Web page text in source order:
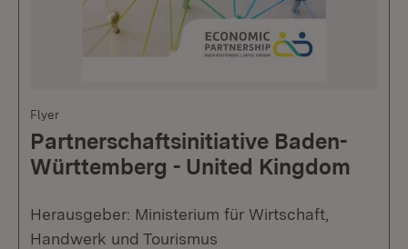
Flyer
Partnerschaftsinitiative Baden-
Württemberg - United Kingdom
Herausgeber: Ministerium für Wirtschaft,
Handwerk und Tourismus